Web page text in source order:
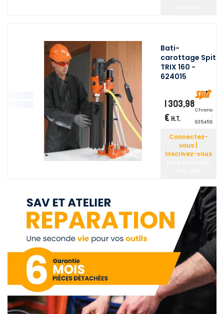
Bati-
carottage Spit
TRIX 160 -
624015
1 303,98
€ H.T.
Chrono
:
635456
Connectez-
vous |
Inscrivez-vous